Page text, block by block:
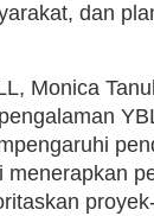
dan
Monica
menerapkan